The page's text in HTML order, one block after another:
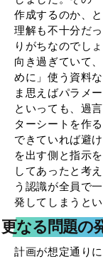
作成するのか、
理解も不十分だ
りがちなのでし
向き過ぎていて
めに」使う資料
ま思えばパラメ
といっても、過
ターシートを作
できていれば避
を出す側と指示
してあったと考
う認識が全員で
発してしまうと
更なる問題の
計画が想定通り